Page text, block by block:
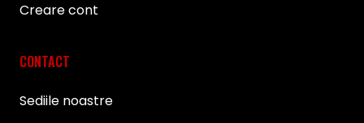
Creare cont
CONTACT
Sediile noastre